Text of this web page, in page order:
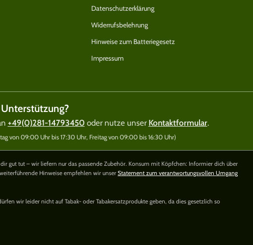
Datenschutzerklärung
Widerrufsbelehrung
Hinweise zum Batteriegesetz
Impressum
+49(0)281-14793450 oder nutze unser Kontaktformular.
von 09:00 Uhr bis 17:30 Uhr, Freitag von 09:00 bis 16:30 Uhr)
gut tut – wir liefern nur das passende Zubehör. Konsum mit Köpfchen: Informier dich über
Hinweise empfehlen wir unser Statement zum verantwortungsvollen Umgang
wir leider nicht auf Tabak- oder Tabakersatzprodukte geben, da dies gesetzlich so